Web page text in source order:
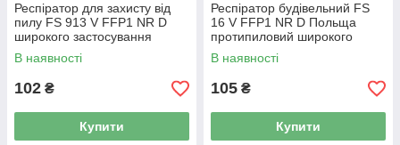
Респіратор для захисту від
пилу FS 913 V FFP1 NR D
широкого застосування
протиаерозольний
В наявності
102 ₴
Купити
Респіратор будівельний FS
16 V FFP1 NR D Польща
протипиловий широкого
застосування
В наявності
105 ₴
Купити